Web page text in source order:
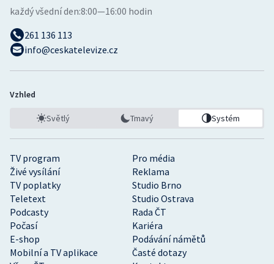
TV program
Pro média
Živé vysílání
Reklama
TV poplatky
Studio Brno
Teletext
Studio Ostrava
Podcasty
Rada ČT
Počasí
Kariéra
E-shop
Podávání námětů
Mobilní a TV aplikace
Časté dotazy
každý všední den:8:00—16:00 hodin
261 136 113
info@ceskatelevize.cz
Vzhled
Světlý Tmavý Systém